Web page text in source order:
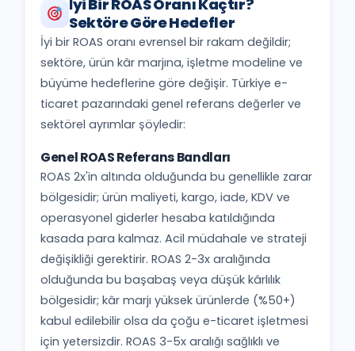
İyi Bir ROAS Oranı Kaçtır?
Sektöre Göre Hedefler
İyi bir ROAS oranı evrensel bir rakam değildir;
sektöre, ürün kâr marjına, işletme modeline ve
büyüme hedeflerine göre değişir. Türkiye e-
ticaret pazarındaki genel referans değerler ve
sektörel ayrımlar şöyledir:
Genel ROAS Referans Bandları
ROAS 2x'in altında olduğunda bu genellikle zarar
bölgesidir; ürün maliyeti, kargo, iade, KDV ve
operasyonel giderler hesaba katıldığında
kasada para kalmaz. Acil müdahale ve strateji
değişikliği gerektirir. ROAS 2-3x aralığında
olduğunda bu başabaş veya düşük kârlılık
bölgesidir; kâr marjı yüksek ürünlerde (%50+)
kabul edilebilir olsa da çoğu e-ticaret işletmesi
için yetersizdir. ROAS 3-5x aralığı sağlıklı ve